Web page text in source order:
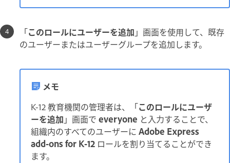
「このロールにユーザーを追加 」画面を使用して、既存
のユーザーまたはユーザーグループを追加します。
メモ
K-12 教育機関の管理者は、「このロールにユーザ
ーを追加 」画面で everyone と入力することで、
組織内のすべてのユーザーに Adobe Express
add-ons for K-12 ロールを割り当てることができ
ます。